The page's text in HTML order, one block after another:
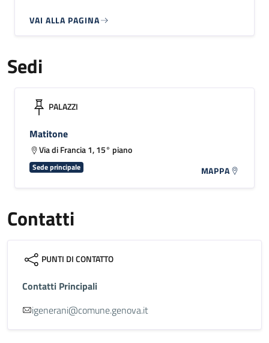
VAI ALLA PAGINA
Sedi
PALAZZI
Matitone
Via di Francia 1, 15° piano
Sede principale MAPPA
Contatti
PUNTI DI CONTATTO
Contatti Principali
igenerani@comune.genova.it